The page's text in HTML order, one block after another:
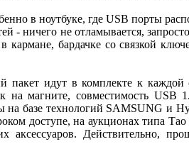
в ноутбуке, где USB порты
- ничего не отламывается,
бардачке со связкой
пакет идут в комплекте к
на магните, совместимость
базе технологий SAMSUNG и
доступе, на аукционах типа Тао
аксессуаров. Действительно,